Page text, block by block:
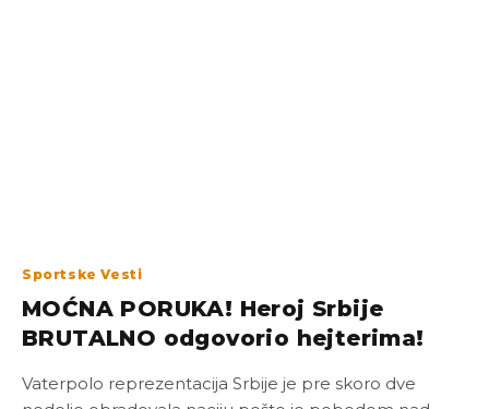
Sportske Vesti
MOĆNA PORUKA! Heroj Srbije
BRUTALNO odgovorio hejterima!
Vaterpolo reprezentacija Srbije je pre skoro dve